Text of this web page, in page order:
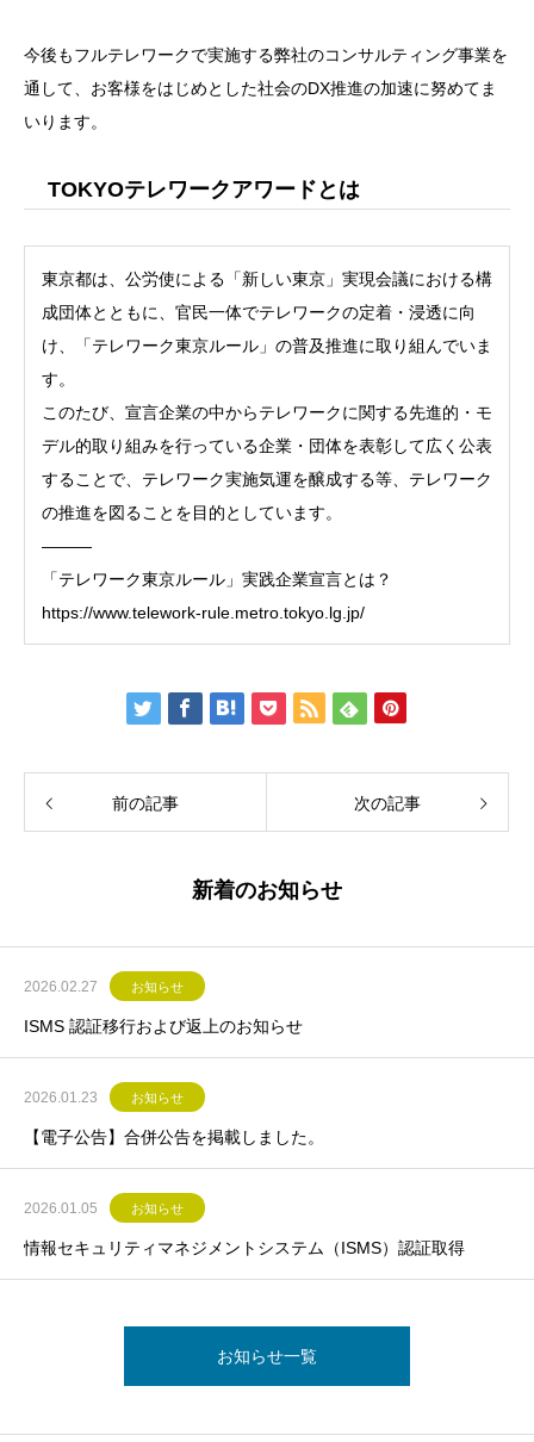
今後もフルテレワークで実施する弊社のコンサルティング事業を
通して、お客様をはじめとした社会のDX推進の加速に努めてま
いります。
TOKYOテレワークアワードとは
東京都は、公労使による「新しい東京」実現会議における構
成団体とともに、官民一体でテレワークの定着・浸透に向
け、「テレワーク東京ルール」の普及推進に取り組んでいま
す。
このたび、宣言企業の中からテレワークに関する先進的・モ
デル的取り組みを行っている企業・団体を表彰して広く公表
することで、テレワーク実施気運を醸成する等、テレワーク
の推進を図ることを目的としています。
———
「テレワーク東京ルール」実践企業宣言とは？
https://www.telework-rule.metro.tokyo.lg.jp/
前の記事 次の記事
新着のお知らせ
2026.02.27 お知らせ
ISMS 認証移行および返上のお知らせ
2026.01.23 お知らせ
【電子公告】合併公告を掲載しました。
2026.01.05 お知らせ
情報セキュリティマネジメントシステム（ISMS）認証取得
お知らせ一覧